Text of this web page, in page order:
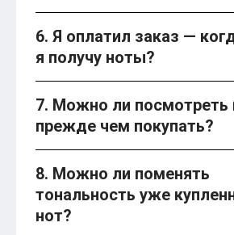
6. Я оплатил заказ —
я получу ноты?
7. Можно ли посмотреть
прежде чем покупать?
8. Можно ли поменять
тональность уже
нот?